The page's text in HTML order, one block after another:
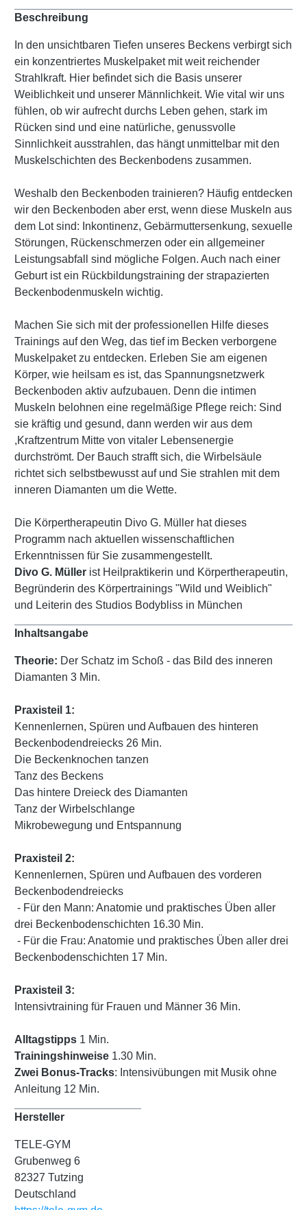
Beschreibung
In den unsichtbaren Tiefen unseres Beckens verbirgt sich
ein konzentriertes Muskelpaket mit weit reichender
Strahlkraft. Hier befindet sich die Basis unserer
Weiblichkeit und unserer Männlichkeit. Wie vital wir uns
fühlen, ob wir aufrecht durchs Leben gehen, stark im
Rücken sind und eine natürliche, genussvolle
Sinnlichkeit ausstrahlen, das hängt unmittelbar mit den
Muskelschichten des Beckenbodens zusammen.
Weshalb den Beckenboden trainieren? Häufig entdecken
wir den Beckenboden aber erst, wenn diese Muskeln aus
dem Lot sind: Inkontinenz, Gebärmuttersenkung, sexuelle
Störungen, Rückenschmerzen oder ein allgemeiner
Leistungsabfall sind mögliche Folgen. Auch nach einer
Geburt ist ein Rückbildungstraining der strapazierten
Beckenbodenmuskeln wichtig.
Machen Sie sich mit der professionellen Hilfe dieses
Trainings auf den Weg, das tief im Becken verborgene
Muskelpaket zu entdecken. Erleben Sie am eigenen
Körper, wie heilsam es ist, das Spannungsnetzwerk
Beckenboden aktiv aufzubauen. Denn die intimen
Muskeln belohnen eine regelmäßige Pflege reich: Sind
sie kräftig und gesund, dann werden wir aus dem
,Kraftzentrum Mitte von vitaler Lebensenergie
durchströmt. Der Bauch strafft sich, die Wirbelsäule
richtet sich selbstbewusst auf und Sie strahlen mit dem
inneren Diamanten um die Wette.
Die Körpertherapeutin Divo G. Müller hat dieses
Programm nach aktuellen wissenschaftlichen
Erkenntnissen für Sie zusammengestellt.
Divo G. Müller ist Heilpraktikerin und Körpertherapeutin,
Begründerin des Körpertrainings "Wild und Weiblich"
und Leiterin des Studios Bodybliss in München
Inhaltsangabe
Theorie: Der Schatz im Schoß - das Bild des inneren
Diamanten 3 Min.
Praxisteil 1:
Kennenlernen, Spüren und Aufbauen des hinteren
Beckenbodendreiecks 26 Min.
Die Beckenknochen tanzen
Tanz des Beckens
Das hintere Dreieck des Diamanten
Tanz der Wirbelschlange
Mikrobewegung und Entspannung
Praxisteil 2:
Kennenlernen, Spüren und Aufbauen des vorderen
Beckenbodendreiecks
- Für den Mann: Anatomie und praktisches Üben aller
drei Beckenbodenschichten 16.30 Min.
- Für die Frau: Anatomie und praktisches Üben aller drei
Beckenbodenschichten 17 Min.
Praxisteil 3:
Intensivtraining für Frauen und Männer 36 Min.
Alltagstipps 1 Min.
Trainingshinweise 1.30 Min.
Zwei Bonus-Tracks: Intensivübungen mit Musik ohne
Anleitung 12 Min.
Hersteller
TELE-GYM
Grubenweg 6
82327 Tutzing
Deutschland